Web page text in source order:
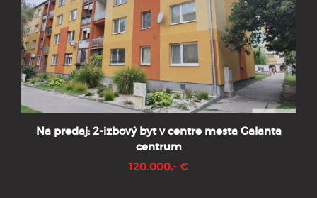
Na predaj: 2-izbový byt v centre mesta Galanta
centrum
120.000,- €